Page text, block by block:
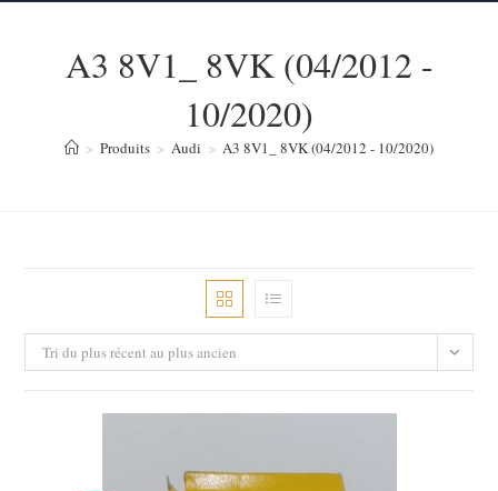
A3 8V1_ 8VK (04/2012 -
10/2020)
> Produits > Audi > A3 8V1_ 8VK (04/2012 - 10/2020)
Tri du plus récent au plus ancien